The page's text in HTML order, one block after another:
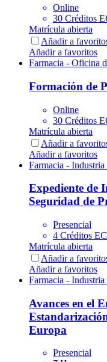
Online
30 Créditos
Matrícula abierta
Añadir a
Añadir a favoritos
Farmacia - Oficina
Formación de
Online
30 Créditos
Matrícula abierta
Añadir a
Añadir a favoritos
Farmacia - Industria
Expediente de
Seguridad de
Presencial
4 Créditos
Matrícula abierta
Añadir a
Añadir a favoritos
Farmacia - Industria
Avances en el
Europa
Presencial